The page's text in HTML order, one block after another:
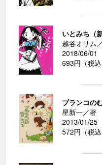
いとみち（
越谷オサム
2018/06/01
693円（税込
ブランコの
星新一／著
2013/01/25
572円（税込